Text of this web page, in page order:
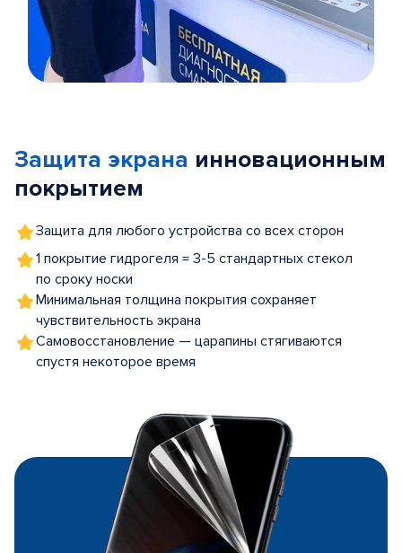
5
Защита экрана инновационным
покрытием
Защита для любого устройства со всех сторон
1 покрытие гидрогеля = 3-5 стандартных стекол
по сроку носки
Минимальная толщина покрытия сохраняет
чувствительность экрана
Самовосстановление — царапины стягиваются
спустя некоторое время